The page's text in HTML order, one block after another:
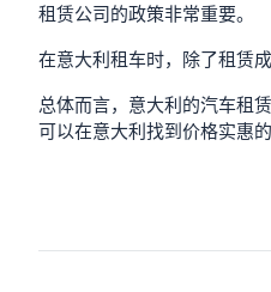
租赁公司的政策非常重要。
在意大利租车时，除了租赁
总体而言，意大利的汽车租
可以在意大利找到价格实惠的